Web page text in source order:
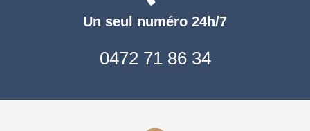
Un seul numéro 24h/7
0472 71 86 34